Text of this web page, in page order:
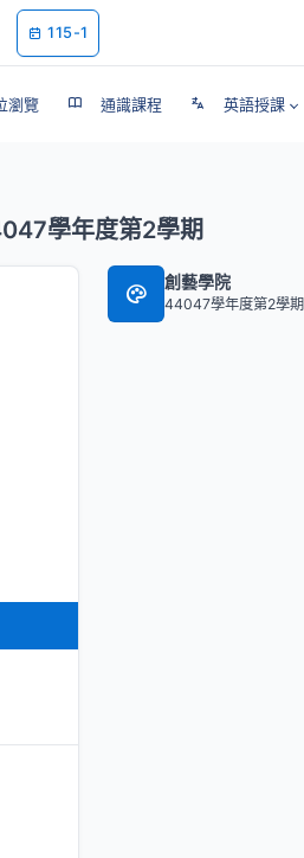
115-1
瀏覽 通識課程 英語授課
學年度第2學期
創藝學院
44047學年度第2學期